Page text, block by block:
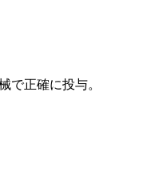
で正確に投与。